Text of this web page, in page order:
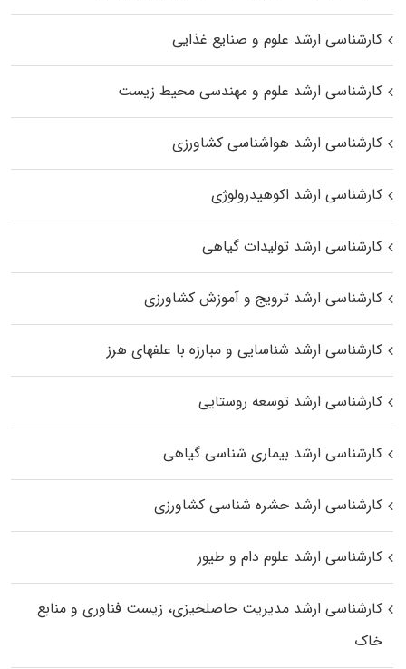
کارشناسی ارشد علوم و صنایع غذایی
کارشناسی ارشد علوم و مهندسی محیط زیست
کارشناسی ارشد هواشناسی کشاورزی
کارشناسی ارشد اکوهیدرولوژی
کارشناسی ارشد تولیدات گیاهی
کارشناسی ارشد ترویج و آموزش کشاورزی
کارشناسی ارشد شناسایی و مبارزه با علفهای هرز
کارشناسی ارشد توسعه روستایی
کارشناسی ارشد بیماری‌ شناسی گیاهی
کارشناسی ارشد حشره‌ شناسی کشاورزی
کارشناسی ارشد علوم دام و طیور
کارشناسی ارشد مدیریت حاصلخیزی، زیست فناوری و منابع
خاک